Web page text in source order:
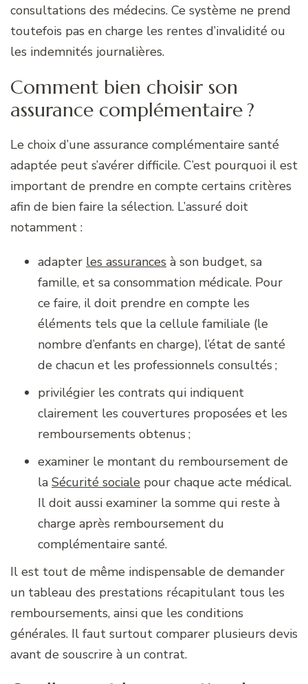
consultations des médecins. Ce système ne prend
toutefois pas en charge les rentes d’invalidité ou
les indemnités journalières.
Comment bien choisir son
assurance complémentaire ?
Le choix d’une assurance complémentaire santé
adaptée peut s’avérer difficile. C’est pourquoi il est
important de prendre en compte certains critères
afin de bien faire la sélection. L’assuré doit
notamment :
adapter les assurances à son budget, sa
famille, et sa consommation médicale. Pour
ce faire, il doit prendre en compte les
éléments tels que la cellule familiale (le
nombre d’enfants en charge), l’état de santé
de chacun et les professionnels consultés ;
privilégier les contrats qui indiquent
clairement les couvertures proposées et les
remboursements obtenus ;
examiner le montant du remboursement de
la Sécurité sociale pour chaque acte médical.
Il doit aussi examiner la somme qui reste à
charge après remboursement du
complémentaire santé.
Il est tout de même indispensable de demander
un tableau des prestations récapitulant tous les
remboursements, ainsi que les conditions
générales. Il faut surtout comparer plusieurs devis
avant de souscrire à un contrat.